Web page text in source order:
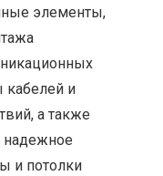
элементы,
кабелей и
а также
надежное
и потолки